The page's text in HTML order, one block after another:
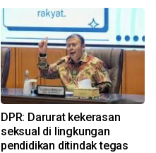
DPR: Darurat kekerasan
seksual di lingkungan
pendidikan ditindak tegas